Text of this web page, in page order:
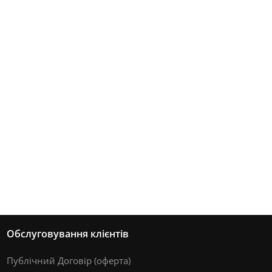
Обслуговування клієнтів
Публічний Договір (оферта)